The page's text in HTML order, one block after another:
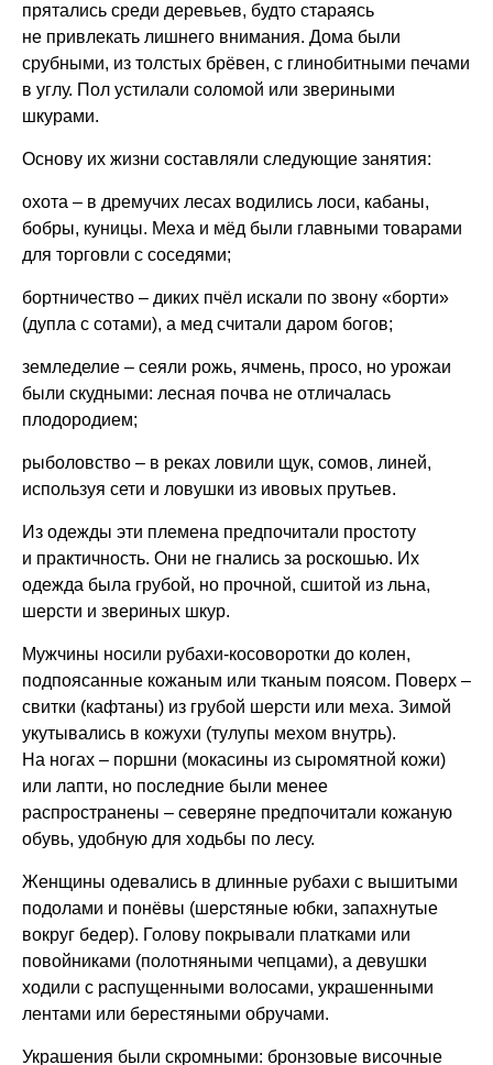
прятались среди деревьев, будто стараясь
не привлекать лишнего внимания. Дома были
срубными, из толстых брёвен, с глинобитными печами
в углу. Пол устилали соломой или звериными
шкурами.
Основу их жизни составляли следующие занятия:
охота – в дремучих лесах водились лоси, кабаны,
бобры, куницы. Меха и мёд были главными товарами
для торговли с соседями;
бортничество – диких пчёл искали по звону «борти»
(дупла с сотами), а мед считали даром богов;
земледелие – сеяли рожь, ячмень, просо, но урожаи
были скудными: лесная почва не отличалась
плодородием;
рыболовство – в реках ловили щук, сомов, линей,
используя сети и ловушки из ивовых прутьев.
Из одежды эти племена предпочитали простоту
и практичность. Они не гнались за роскошью. Их
одежда была грубой, но прочной, сшитой из льна,
шерсти и звериных шкур.
Мужчины носили рубахи-косоворотки до колен,
подпоясанные кожаным или тканым поясом. Поверх –
свитки (кафтаны) из грубой шерсти или меха. Зимой
укутывались в кожухи (тулупы мехом внутрь).
На ногах – поршни (мокасины из сыромятной кожи)
или лапти, но последние были менее
распространены – северяне предпочитали кожаную
обувь, удобную для ходьбы по лесу.
Женщины одевались в длинные рубахи с вышитыми
подолами и понёвы (шерстяные юбки, запахнутые
вокруг бедер). Голову покрывали платками или
повойниками (полотняными чепцами), а девушки
ходили с распущенными волосами, украшенными
лентами или берестяными обручами.
Украшения были скромными: бронзовые височные